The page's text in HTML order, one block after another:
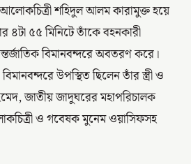
শহিদুল আলম কারামুক্ত হয়ে
৪টা ৫৫ মিনিটে তাঁকে বহনকারী
বিমানবন্দরে অবতরণ করে।
উপস্থিত ছিলেন তাঁর স্ত্রী ও
জাতীয় জাদুঘরের মহাপরিচালক
ও গবেষক মুনেম ওয়াসিফসহ